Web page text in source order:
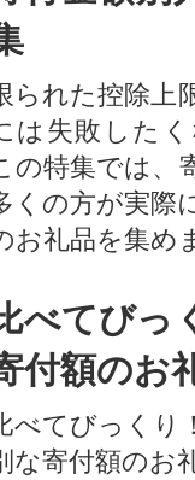
られた控除上
は失敗した
の特集では、
くの方が実際
お礼品を集め
べてびっ
付額のお
べてびっくり
な寄付額のお